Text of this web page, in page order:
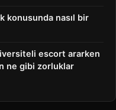
konusunda nasıl bir
escort ararken
ne gibi zorluklar